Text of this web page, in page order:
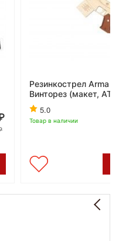
Резинкострел Arma
Винторез (макет,
5.0
Товар в наличии